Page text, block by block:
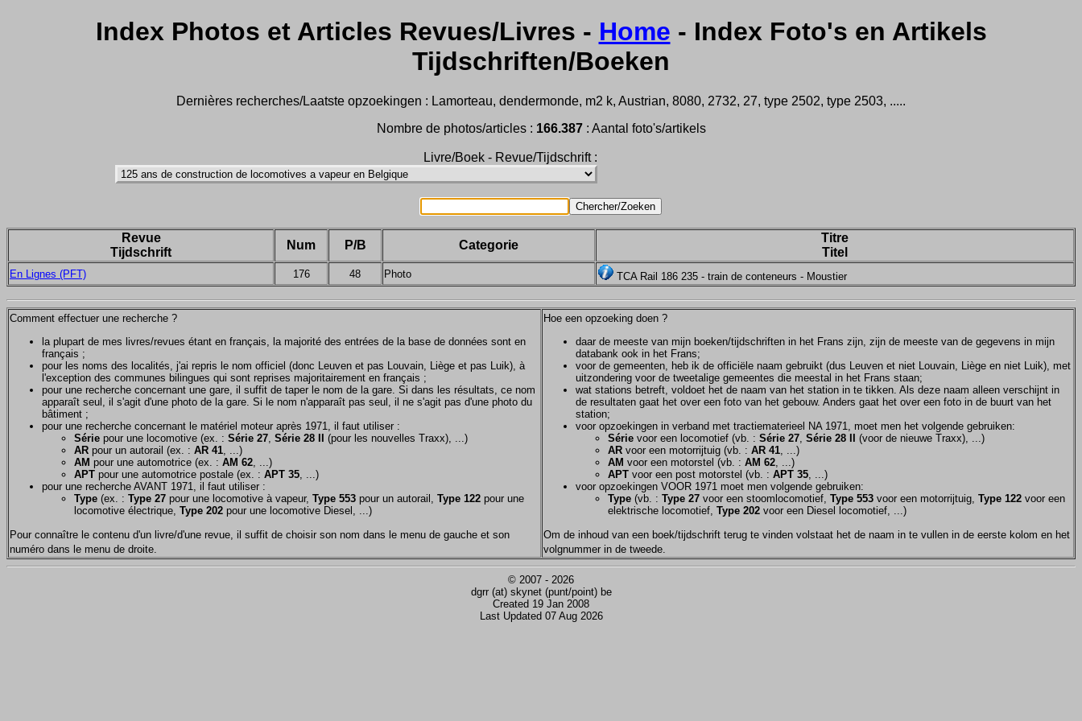
Index Photos et Articles Revues/Livres - Home - Index Foto's en Artikels
Tijdschriften/Boeken
Dernières recherches/Laatste opzoekingen : Lamorteau, dendermonde, m2 k, Austrian, 8080, 2732, 27, type 2502, type 2503, .....
Nombre de photos/articles : 166.387: Aantal foto's/artikels
Livre/Boek - Revue/Tijdschrift :
Revue
Tijdschrift
Num P/B Categorie
Titre
Titel
En Lignes (PFT) 176 48 Photo TCA Rail 186 235 - train de conteneurs - Moustier
Comment effectuer une recherche ?
la plupart de mes livres/revues étant en français, la majorité des entrées de la base de données sont en
français ;
pour les noms des localités, j'ai repris le nom officiel (donc Leuven et pas Louvain, Liège et pas Luik), à
l'exception des communes bilingues qui sont reprises majoritairement en français ;
pour une recherche concernant une gare, il suffit de taper le nom de la gare. Si dans les résultats, ce nom
apparaît seul, il s'agit d'une photo de la gare. Si le nom n'apparaît pas seul, il ne s'agit pas d'une photo du
bâtiment ;
pour une recherche concernant le matériel moteur après 1971, il faut utiliser :
Série pour une locomotive (ex. : Série 27 Série 28 II
(pour les nouvelles Traxx), ...)
AR pour un autorail (ex. : AR 41 , ...)
AM pour une automotrice (ex. : AM 62 , ...)
APT pour une automotrice postale (ex. : APT 35 , ...)
pour une recherche AVANT 1971, il faut utiliser :
Type (ex. : Type 27 pour une locomotive à vapeur, Type 553 pour un autorail, Type 122 pour une
locomotive électrique, Type 202 pour une locomotive Diesel, ...)
Pour connaître le contenu d'un livre/d'une revue, il suffit de choisir son nom dans le menu de gauche et son
numéro dans le menu de droite.
Hoe een opzoeking doen ?
daar de meeste van mijn boeken/tijdschriften in het Frans zijn, zijn de meeste van de gegevens in mijn
databank ook in het Frans;
voor de gemeenten, heb ik de officiële naam gebruikt (dus Leuven et niet Louvain, Liège en niet Luik), met
uitzondering voor de tweetalige gemeentes die meestal in het Frans staan;
wat stations betreft, voldoet het de naam van het station in te tikken. Als deze naam alleen verschijnt in
de resultaten gaat het over een foto van het gebouw. Anders gaat het over een foto in de buurt van het
station;
voor opzoekingen in verband met tractiematerieel NA 1971, moet men het volgende gebruiken:
Série voor een locomotief (vb. : Série 27 Série 28 II
(voor de nieuwe Traxx), ...)
AR voor een motorrijtuig (vb. : AR 41 , ...)
AM voor een motorstel (vb. : AM 62 , ...)
APT voor een post motorstel (vb. : APT 35 , ...)
voor opzoekingen VOOR 1971 moet men volgende gebruiken:
Type (vb. : Type 27 voor een stoomlocomotief, Type 553 voor een motorrijtuig, Type 122 voor een
elektrische locomotief, Type 202 voor een Diesel locomotief, ...)
Om de inhoud van een boek/tijdschrift terug te vinden volstaat het de naam in te vullen in de eerste kolom en het
volgnummer in de tweede.
© 2007 - 2026
dgrr (at) skynet (punt/point) be
Created 19 Jan 2008
Last Updated 07 Aug 2026